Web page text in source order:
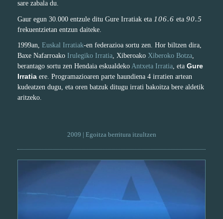
sare zabala du.
Gaur egun 30.000 entzule ditu Gure Irratiak eta 106.6 eta 90.5
frekuentzietan entzun daiteke.
1999an, Euskal Irratiak-en federazioa sortu zen. Hor biltzen dira,
Baxe Nafarroako Irulegiko Irratia , Xiberoako Xiberoko Botza
berantago sortu zen Hendaia eskualdeko Antxeta Irratia , eta Gure
Irratia ere. Programazioaren parte haundiena 4 irratien artean
kudeatzen dugu, eta oren batzuk ditugu irrati bakoitza bere aldetik
aritzeko.
2009 | Egoitza berritura itzultzen